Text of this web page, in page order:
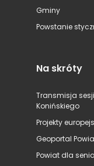
Gminy
Powstanie
Na skróty
Transmisja
Konińskiego
Projekty
Geoportal
Powiat dla